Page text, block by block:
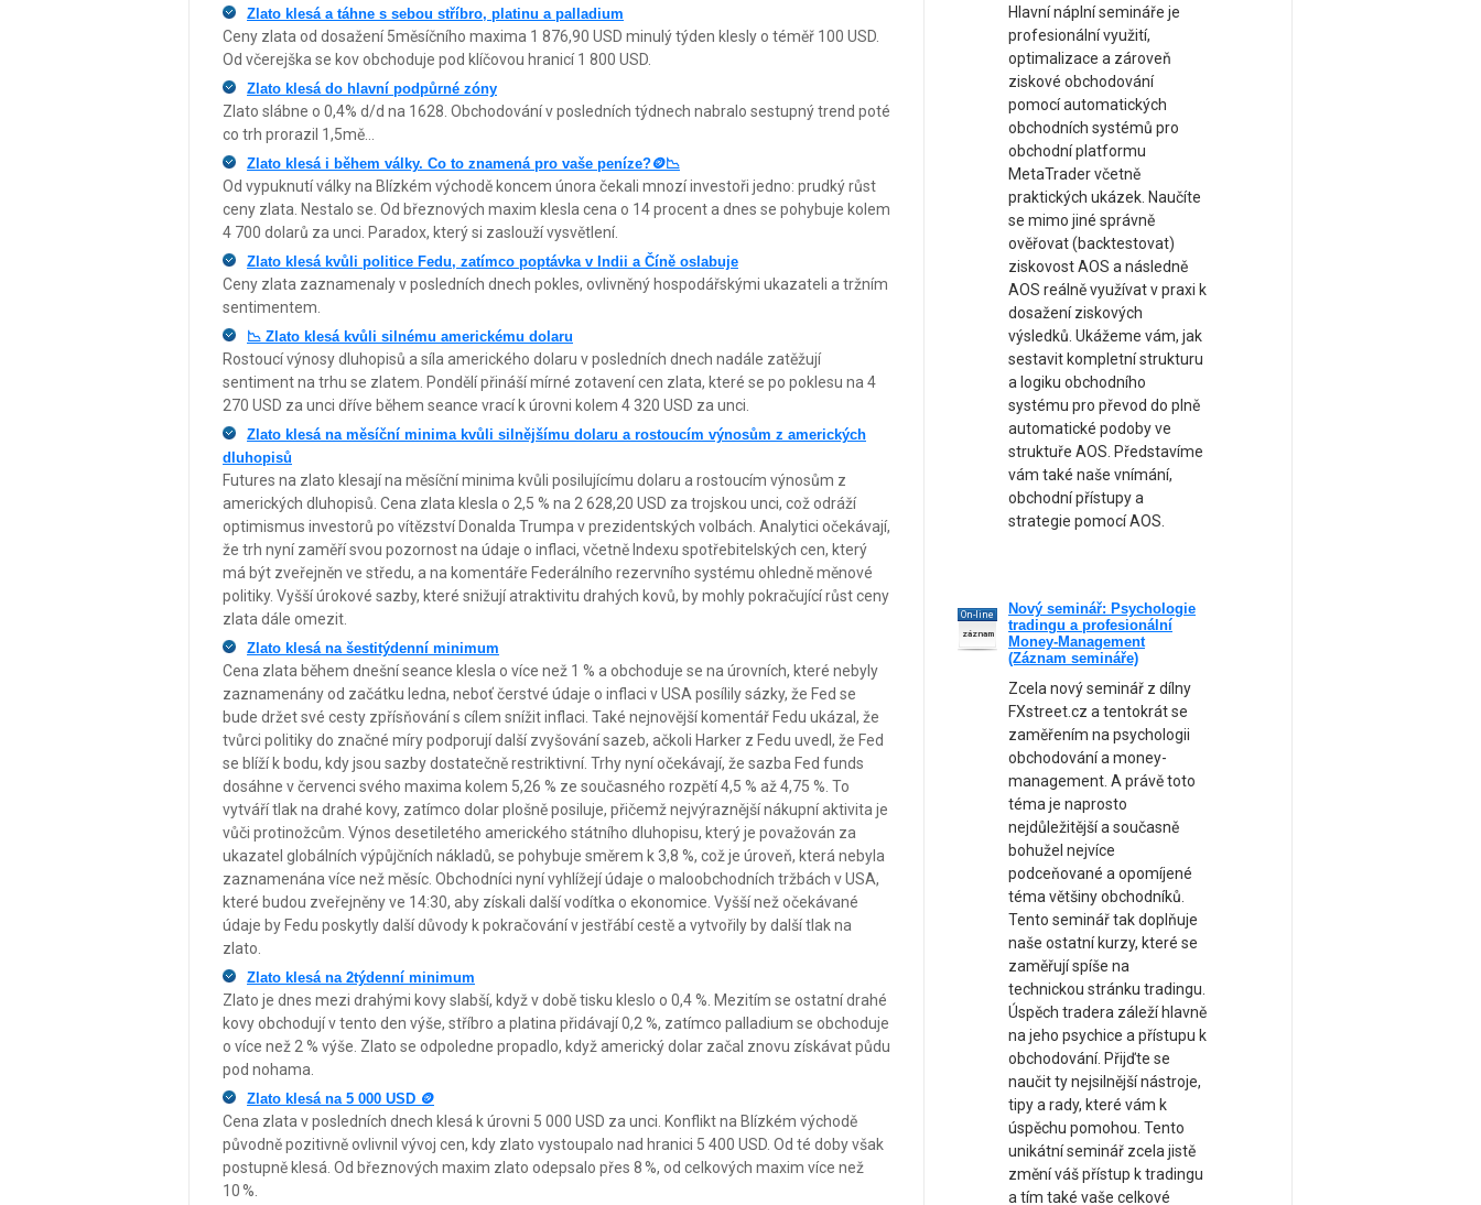
Zlato klesá a táhne s sebou stříbro, platinu a palladium
Ceny zlata od dosažení 5měsíčního maxima 1 876,90 USD minulý týden klesly o téměř 100 USD.
Od včerejška se kov obchoduje pod klíčovou hranicí 1 800 USD.
Zlato klesá do hlavní podpůrné zóny
Zlato slábne o 0,4% d/d na 1628. Obchodování v posledních týdnech nabralo sestupný trend poté
co trh prorazil 1,5mě...
Zlato klesá i během války. Co to znamená pro vaše peníze?🪙📉
Od vypuknutí války na Blízkém východě koncem února čekali mnozí investoři jedno: prudký růst
ceny zlata. Nestalo se. Od březnových maxim klesla cena o 14 procent a dnes se pohybuje kolem
4 700 dolarů za unci. Paradox, který si zaslouží vysvětlení.
Zlato klesá kvůli politice Fedu, zatímco poptávka v Indii a Číně oslabuje
Ceny zlata zaznamenaly v posledních dnech pokles, ovlivněný hospodářskými ukazateli a tržním
sentimentem.
📉 Zlato klesá kvůli silnému americkému dolaru
Rostoucí výnosy dluhopisů a síla amerického dolaru v posledních dnech nadále zatěžují
sentiment na trhu se zlatem. Pondělí přináší mírné zotavení cen zlata, které se po poklesu na 4
270 USD za unci dříve během seance vrací k úrovni kolem 4 320 USD za unci.
Zlato klesá na měsíční minima kvůli silnějšímu dolaru a rostoucím výnosům z amerických
dluhopisů
Futures na zlato klesají na měsíční minima kvůli posilujícímu dolaru a rostoucím výnosům z
amerických dluhopisů. Cena zlata klesla o 2,5 % na 2 628,20 USD za trojskou unci, což odráží
optimismus investorů po vítězství Donalda Trumpa v prezidentských volbách. Analytici očekávají,
že trh nyní zaměří svou pozornost na údaje o inflaci, včetně Indexu spotřebitelských cen, který
má být zveřejněn ve středu, a na komentáře Federálního rezervního systému ohledně měnové
politiky. Vyšší úrokové sazby, které snižují atraktivitu drahých kovů, by mohly pokračující růst ceny
zlata dále omezit.
Zlato klesá na šestitýdenní minimum
Cena zlata během dnešní seance klesla o více než 1 % a obchoduje se na úrovních, které nebyly
zaznamenány od začátku ledna, neboť čerstvé údaje o inflaci v USA posílily sázky, že Fed se
bude držet své cesty zpřísňování s cílem snížit inflaci. Také nejnovější komentář Fedu ukázal, že
tvůrci politiky do značné míry podporují další zvyšování sazeb, ačkoli Harker z Fedu uvedl, že Fed
se blíží k bodu, kdy jsou sazby dostatečně restriktivní. Trhy nyní očekávají, že sazba Fed funds
dosáhne v červenci svého maxima kolem 5,26 % ze současného rozpětí 4,5 % až 4,75 %. To
vytváří tlak na drahé kovy, zatímco dolar plošně posiluje, přičemž nejvýraznější nákupní aktivita je
vůči protinožcům. Výnos desetiletého amerického státního dluhopisu, který je považován za
ukazatel globálních výpůjčních nákladů, se pohybuje směrem k 3,8 %, což je úroveň, která nebyla
zaznamenána více než měsíc. Obchodníci nyní vyhlížejí údaje o maloobchodních tržbách v USA,
které budou zveřejněny ve 14:30, aby získali další vodítka o ekonomice. Vyšší než očekávané
údaje by Fedu poskytly další důvody k pokračování v jestřábí cestě a vytvořily by další tlak na
zlato.
Zlato klesá na 2týdenní minimum
Zlato je dnes mezi drahými kovy slabší, když v době tisku kleslo o 0,4 %. Mezitím se ostatní drahé
kovy obchodují v tento den výše, stříbro a platina přidávají 0,2 %, zatímco palladium se obchoduje
o více než 2 % výše. Zlato se odpoledne propadlo, když americký dolar začal znovu získávat půdu
pod nohama.
Zlato klesá na 5 000 USD 🪙
Cena zlata v posledních dnech klesá k úrovni 5 000 USD za unci. Konflikt na Blízkém východě
původně pozitivně ovlivnil vývoj cen, kdy zlato vystoupalo nad hranici 5 400 USD. Od té doby však
postupně klesá. Od březnových maxim zlato odepsalo přes 8 %, od celkových maxim více než
10 %.
Hlavní náplní semináře je
profesionální využití,
optimalizace a zároveň
ziskové obchodování
pomocí automatických
obchodních systémů pro
obchodní platformu
MetaTrader včetně
praktických ukázek. Naučíte
se mimo jiné správně
ověřovat (backtestovat)
ziskovost AOS a následně
AOS reálně využívat v praxi k
dosažení ziskových
výsledků. Ukážeme vám, jak
sestavit kompletní strukturu
a logiku obchodního
systému pro převod do plně
automatické podoby ve
struktuře AOS. Představíme
vám také naše vnímání,
obchodní přístupy a
strategie pomocí AOS.
On-line
záznam
Nový seminář: Psychologie
tradingu a profesionální
Money-Management
(Záznam semináře)
Zcela nový seminář z dílny
FXstreet.cz a tentokrát se
zaměřením na psychologii
obchodování a money-
management. A právě toto
téma je naprosto
nejdůležitější a současně
bohužel nejvíce
podceňované a opomíjené
téma většiny obchodníků.
Tento seminář tak doplňuje
naše ostatní kurzy, které se
zaměřují spíše na
technickou stránku tradingu.
Úspěch tradera záleží hlavně
na jeho psychice a přístupu k
obchodování. Přijďte se
naučit ty nejsilnější nástroje,
tipy a rady, které vám k
úspěchu pomohou. Tento
unikátní seminář zcela jistě
změní váš přístup k tradingu
a tím také vaše celkové